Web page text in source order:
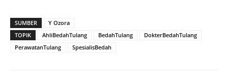
SUMBER
Y Ozora
TOPIK
AhliBedahTulang BedahTulang
DokterBedahTulang
PerawatanTulang
SpesialisBedah